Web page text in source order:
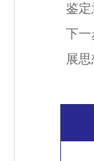
鉴定
下一
展